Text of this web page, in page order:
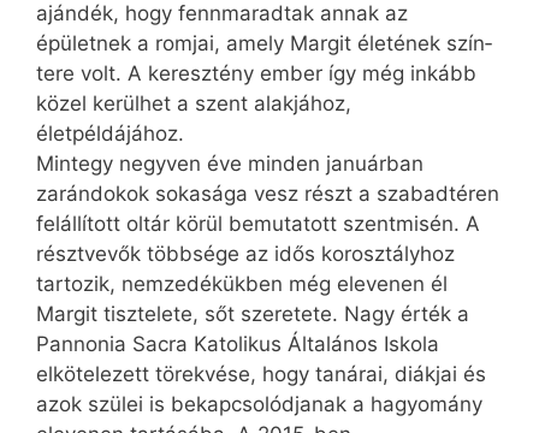
ajándék, hogy fennmaradtak annak az
épületnek a romjai, amely Margit életének szín­
tere volt. A keresztény ember így még inkább
közel kerülhet a szent alakjához,
életpéldájához.
Mintegy negyven éve minden januárban
zarándokok sokasága vesz részt a szabadtéren
felállított oltár körül bemutatott szentmisén. A
résztvevők többsége az idős korosztályhoz
tartozik, nemzedékükben még elevenen él
Margit tisztelete, sőt szeretete. Nagy érték a
Pannonia Sacra Katolikus Általános Iskola
elkötelezett törekvése, hogy tanárai, diákjai és
azok szülei is bekapcsolódjanak a hagyomány